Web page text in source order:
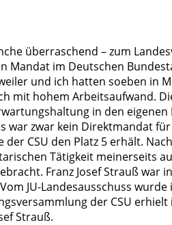
überraschend – zum
Mandat im Deutschen
und ich hatten soeben in
mit hohem Arbeitsaufwand.
in den
war zwar kein Direktmandat
der CSU den Platz 5 erhält.
Tätigkeit meinerseits
Franz Josef Strauß war
JU-Landesausschuss
der CSU
Strauß.